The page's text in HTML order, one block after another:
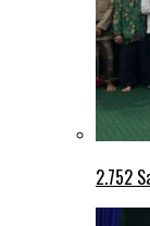
2.752